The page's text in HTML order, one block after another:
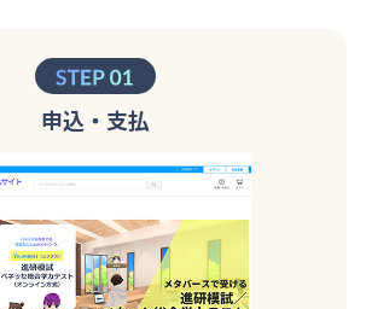
申込・支払